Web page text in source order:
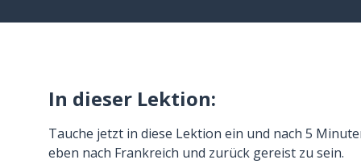
In dieser Lektion:
Tauche jetzt in diese Lektion ein und nach 5
eben nach Frankreich und zurück gereist zu sein.